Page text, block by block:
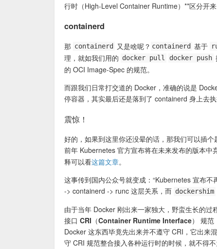
行时（High-Level Container Runtime）**区分开来
containerd
那 containerd 又是啥呢？ containerd 基于
理，就如我们用的 docker pull docker push
的 OCI Image-Spec 的规范。
而跟我们日常打交道的 Docker，准确的说是
停容器，其实最后还是落到了 containerd 身上去
震惊！
好的，如果到这里你还没晕的话，那我们可以插
前年 Kubernetes 官方宣布将在未来发布的版本中
释可以看这篇文章。
这事传到国内公众号就变成：“Kubernetes 宣布
-> containerd -> runc 这层关系，而 dockershim
由于当年 Docker 刚出来一家独大，野蛮生长的
接口 CRI（Container Runtime Interface）
规范
Docker 这东西毕竟先出来并不遵守 CRI，它出来
守 CRI 规范整合接入各种运行时的时候，就不得